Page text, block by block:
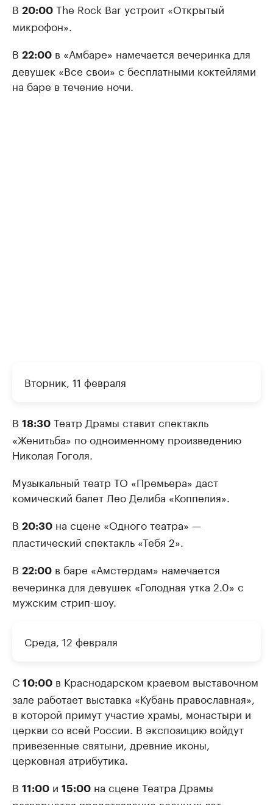
В 20:00 The Rock Bar устроит «Открытый
микрофон».
В 22:00 в «Амбаре» намечается вечеринка для
девушек «Все свои» с бесплатными коктейлями
на баре в течение ночи.
Вторник, 11 февраля
В 18:30 Театр Драмы ставит спектакль
«Женитьба» по одноименному произведению
Николая Гоголя.
Музыкальный театр ТО «Премьера» даст
комический балет Лео Делиба «Коппелия».
В 20:30 на сцене «Одного театра» —
пластический спектакль «Тебя 2».
В 22:00 в баре «Амстердам» намечается
вечеринка для девушек «Голодная утка 2.0» с
мужским стрип-шоу.
Среда, 12 февраля
С 10:00 в Краснодарском краевом выставочном
зале работает выставка «Кубань православная»,
в которой примут участие храмы, монастыри и
церкви со всей России. В экспозицию войдут
привезенные святыни, древние иконы,
церковная атрибутика.
В 11:00 и 15:00 на сцене Театра Драмы